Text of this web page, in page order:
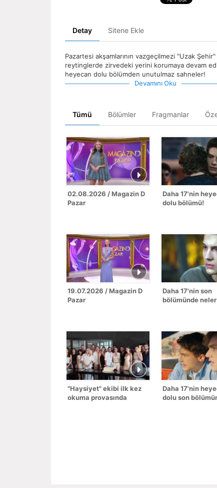
Detay Sitene Ekle
Pazartesi akşamlarının vazgeçilmezi "Uzak Şehir"
reytinglerde zirvedeki yerini korumaya devam
heyecan dolu bölümden unutulmaz sahneler!
Devamını Oku
Tümü Bölümler Fragmanlar
02.08.2026 / Magazin D
Pazar
Daha 17'nin
dolu bölümü!
19.07.2026 / Magazin D
Pazar
Daha 17'nin son
bölümünde
"Haysiyet" ekibi ilk kez
okuma provasında
Daha 17'nin
dolu son